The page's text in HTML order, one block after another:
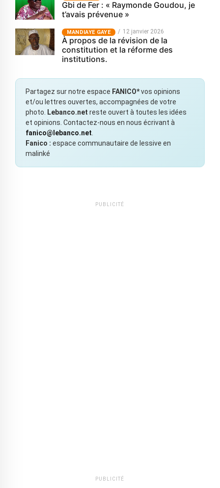
Gbi de Fer : « Raymonde Goudou, je
t’avais prévenue »
MANDIAYE GAYE 12 janvier 2026
À propos de la révision de la
constitution et la réforme des
institutions.
Partagez sur notre espace FANICO*vos opinions
et/ou lettres ouvertes, accompagnées de votre
photo. Lebanco.net reste ouvert à toutes les idées
et opinions. Contactez-nous en nous écrivant à
fanico@lebanco.net.
Fanico : espace communautaire de lessive en
malinké
PUBLICITÉ
PUBLICITÉ